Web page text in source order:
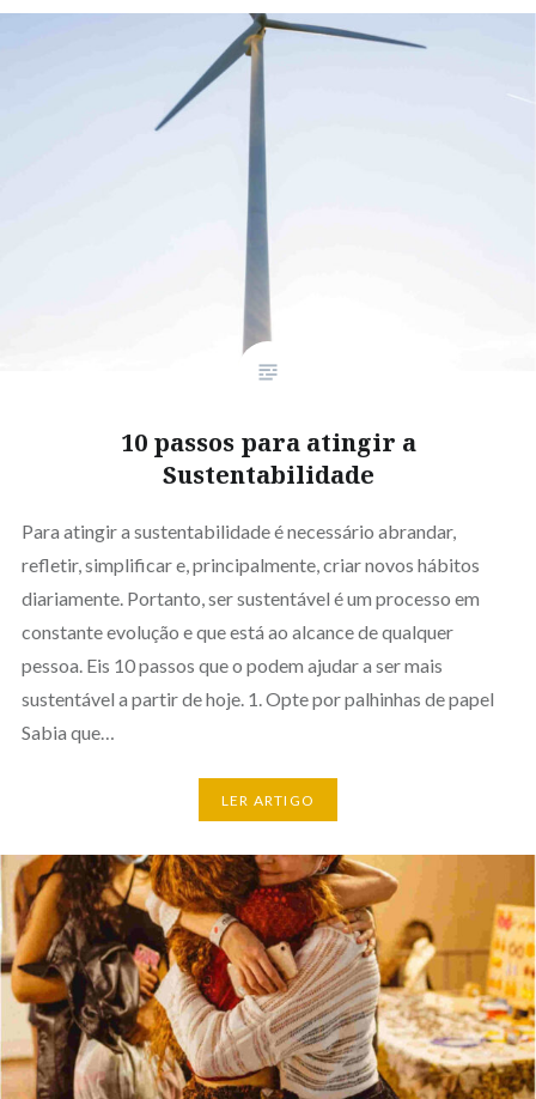
10 passos para atingir a
Sustentabilidade
Para atingir a sustentabilidade é necessário abrandar,
refletir, simplificar e, principalmente, criar novos hábitos
diariamente. Portanto, ser sustentável é um processo em
constante evolução e que está ao alcance de qualquer
pessoa. Eis 10 passos que o podem ajudar a ser mais
sustentável a partir de hoje. 1. Opte por palhinhas de papel
Sabia que…
LER ARTIGO